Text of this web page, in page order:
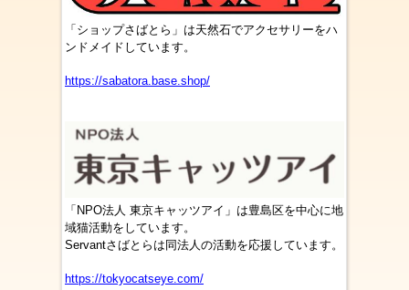
「ショップさばとら」は天然石でアクセサリーをハ
ンドメイドしています。
https://sabatora.base.shop/
「NPO法人 東京キャッツアイ」は豊島区を中心に地
域猫活動をしています。
Servantさばとらは同法人の活動を応援しています。
https://tokyocatseye.com/